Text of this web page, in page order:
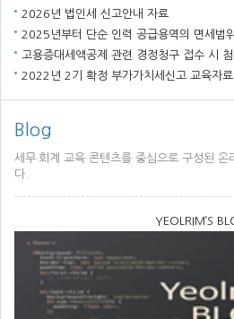
2026년 법인세 신고안내 자료
2025년부터 단순 인력 공급용역의 면세범
고용증대세액공제 관련 경정청구 접수 시
2022년 2기 확정 부가가치세신고 교육자료
Blog
세무·회계 교육 콘텐츠를 중심으로 구성된
다.
YEOLRIM’S